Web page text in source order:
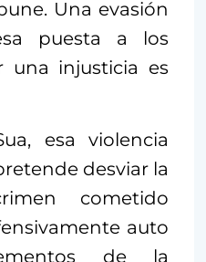
Una evasión
puesta a los
una injusticia es
esa violencia
desviar la
cometido
auto
de la